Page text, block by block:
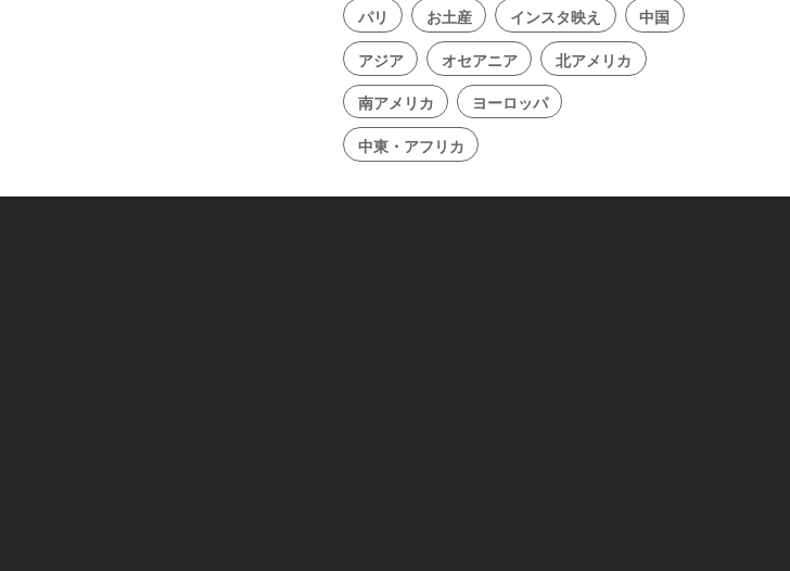
パリ お土産 インスタ映え
中国
アジア
オセアニア
北アメリカ
南アメリカ
ヨーロッパ
中東・アフリカ